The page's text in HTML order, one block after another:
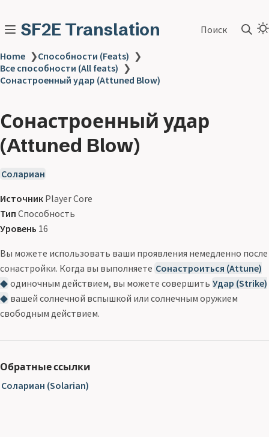
SF2E Translation Поиск
Home ❯Способности (Feats) ❯
Все способности (All feats) ❯
Сонастроенный удар (Attuned Blow)
Сонастроенный удар
(Attuned Blow)
Солариан
Источник Player Core
Тип Способность
Уровень 16
Вы можете использовать ваши проявления немедленно после
сонастройки. Когда вы выполняете Сонастроиться (Attune)
◆ одиночным действием, вы можете совершить Удар (Strike)
◆ вашей солнечной вспышкой или солнечным оружием
свободным действием.
Обратные ссылки
Солариан (Solarian)